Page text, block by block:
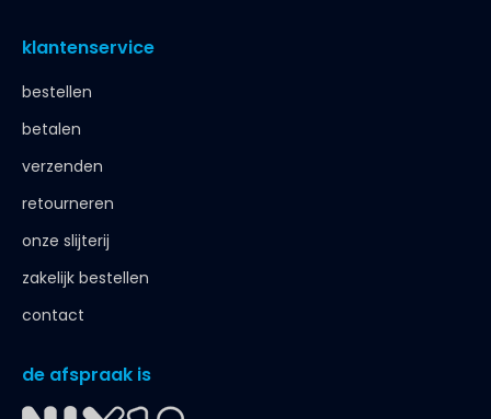
klantenservice
bestellen
betalen
verzenden
retourneren
onze slijterij
zakelijk bestellen
contact
de afspraak is